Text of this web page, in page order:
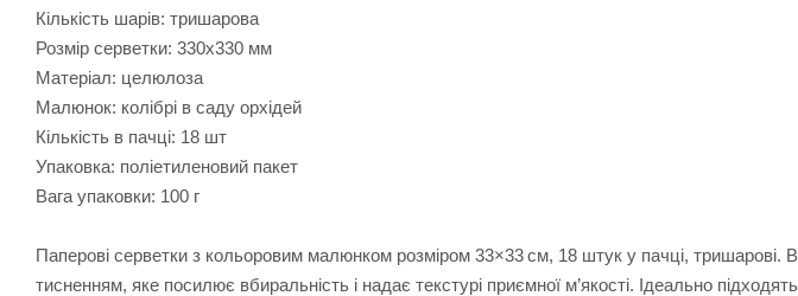
Кількість шарів: тришарова
Розмір серветки: 330х330 мм
Матеріал: целюлоза
Малюнок: колібрі в саду орхідей
Кількість в пачці: 18 шт
Упаковка: поліетиленовий пакет
Вага упаковки: 100 г
Паперові серветки з кольоровим малюнком розміром 33×33 см, 18 штук у пачці, тришарові.
тисненням, яке посилює вбиральність і надає текстурі приємної м’якості. Ідеально